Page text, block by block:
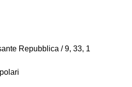
Repubblica / 9, 33, 1